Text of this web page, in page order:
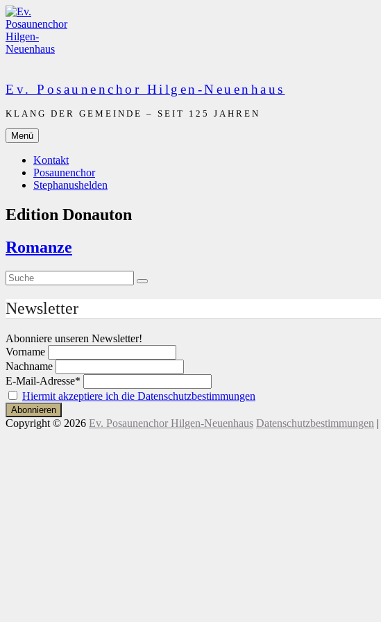
Zum
Inhalt
springen
Ev. Posaunenchor Hilgen-Neuenhaus
KLANG DER GEMEINDE – SEIT 125 JAHREN
Menü
Kontakt
Posaunenchor
Stephanushelden
Edition Donauton
Romanze
Suche
nach:
Suche
Newsletter
Abonniere unseren Newsletter!
Vorname
Nachname
E-Mail-Adresse*
Hiermit akzeptiere ich die Datenschutzbestimmungen
Copyright © 2026 Ev. Posaunenchor Hilgen-Neuenhaus Datenschutzbestimmungen |